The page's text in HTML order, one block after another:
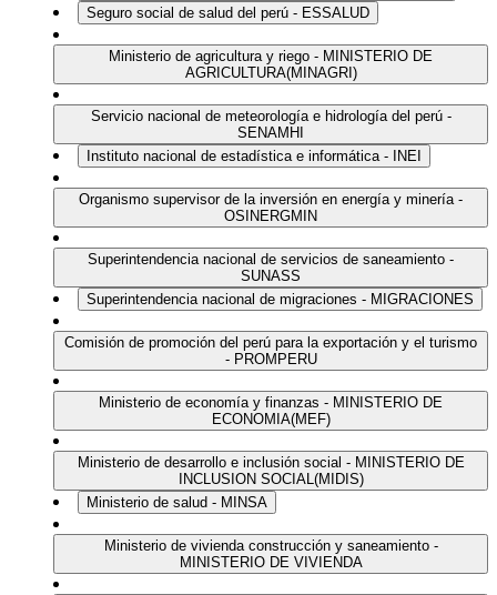
Seguro social de salud del perú - ESSALUD
Ministerio de agricultura y riego - MINISTERIO DE
AGRICULTURA(MINAGRI)
Servicio nacional de meteorología e hidrología del perú -
SENAMHI
Instituto nacional de estadística e informática - INEI
Organismo supervisor de la inversión en energía y minería -
OSINERGMIN
Superintendencia nacional de servicios de saneamiento -
SUNASS
Superintendencia nacional de migraciones - MIGRACIONES
Comisión de promoción del perú para la exportación y el turismo
- PROMPERU
Ministerio de economía y finanzas - MINISTERIO DE
ECONOMIA(MEF)
Ministerio de desarrollo e inclusión social - MINISTERIO DE
INCLUSION SOCIAL(MIDIS)
Ministerio de salud - MINSA
Ministerio de vivienda construcción y saneamiento -
MINISTERIO DE VIVIENDA